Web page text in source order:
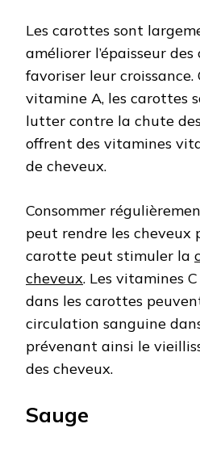
Les carottes sont
améliorer l’épaisseur
favoriser leur croissance.
vitamine A, les carottes
lutter contre la chute
offrent des vitamines
de cheveux.
Consommer
peut rendre les cheveux
carotte peut stimuler la
cheveux. Les vitamines
dans les carottes
circulation sanguine
prévenant ainsi le
des cheveux.
Sauge